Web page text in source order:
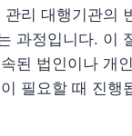
리 대행기관의
과정입니다. 이
된 법인이나 개
필요할 때 진행